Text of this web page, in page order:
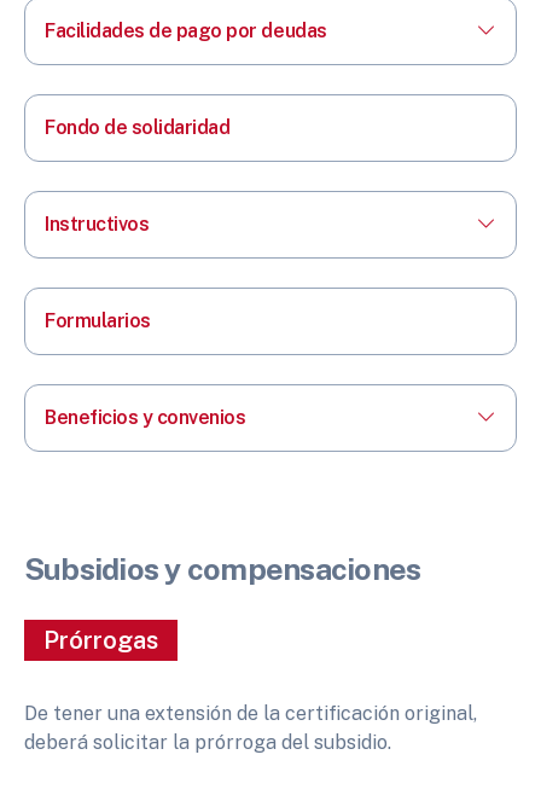
Facilidades de pago por deudas
Fondo de solidaridad
Instructivos
Formularios
Beneficios y convenios
Subsidios y compensaciones
Prórrogas
De tener una extensión de la certificación original,
deberá solicitar la prórroga del subsidio.